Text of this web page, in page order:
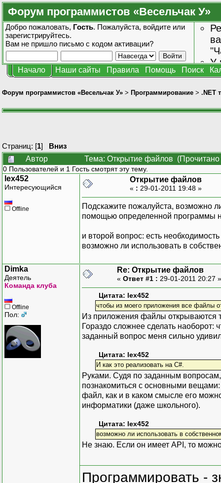
Форум программистов «Весельчак У»
Добро пожаловать, Гость. Пожалуйста, войдите или
зарегистрируйтесь.
Вам не пришло письмо с кодом активации?
У
Начало Наши сайты Правила Помощь Поиск
Форум программистов «Весельчак У» > Программирование > .NET
Страниц: [1] Вниз
Автор
Тема: Открытие файлов (Прочитано
0 Пользователей и 1 Гость смотрят эту тему.
lex452
Интересующийся
Offline
Открытие файлов
« : 29-01-2011 19:48 »
Подскажите пожалуйста, возможно
помощью определенной программы
и второй вопрос: есть
возможно ли использовать в
Dimka
Деятель
Команда клуба
Offline
Пол:
Re: Открытие файлов
« Ответ #1 : 29-01-2011 20:27
Цитата: lex452
чтобы из моего приложения все файлы
Из приложения файлы открываются
Гораздо сложнее сделать
заданный вопрос меня сильно
Цитата: lex452
И как это реализовать на C#.
Руками. Судя по заданным
познакомиться с основными
файл, как и в каком смысле его
информатики (даже школьного).
Цитата: lex452
возможно ли использовать в
Не знаю. Если он имеет API, то
Программировать -